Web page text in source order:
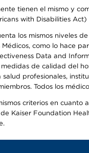
tienen el mismo y
with Disabilities
los mismos niveles
como lo hace
Data and
de calidad del
profesionales,
Todos los
criterios en
Kaiser Foundation